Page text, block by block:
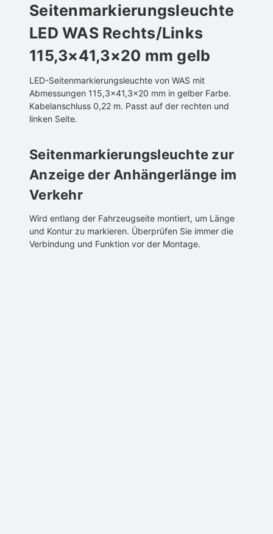
Seitenmarkierungsleuchte
LED WAS Rechts/Links
115,3×41,3×20 mm gelb
LED-Seitenmarkierungsleuchte von WAS mit
Abmessungen 115,3×41,3×20 mm in gelber Farbe.
Kabelanschluss 0,22 m. Passt auf der rechten und
linken Seite.
Seitenmarkierungsleuchte zur
Anzeige der Anhängerlänge im
Verkehr
Wird entlang der Fahrzeugseite montiert, um Länge
und Kontur zu markieren. Überprüfen Sie immer die
Verbindung und Funktion vor der Montage.